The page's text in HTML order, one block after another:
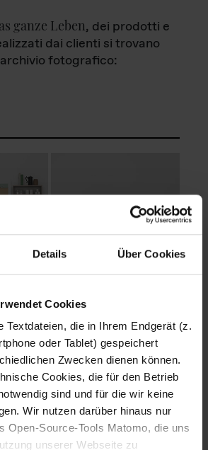
Details Über Cookies
Cookies
Textdateien, die in Ihrem Endgerät (z.
oder Tablet) gespeichert
Zwecken dienen können.
Cookies, die für den Betrieb
sind und für die wir keine
Wir nutzen darüber hinaus nur
Open-Source-Tools Matomo, die uns
unserer Webseite zu
ganze Leben, dei prodotti e
dai clienti si trovano
fotografico:
Fotografo: Lorenz
Sternbach
Download